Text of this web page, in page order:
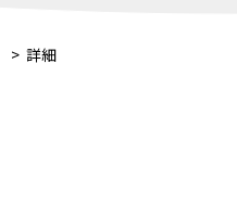
> 詳細